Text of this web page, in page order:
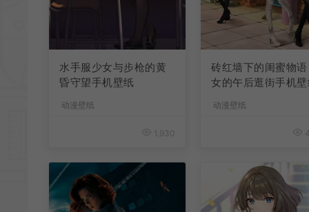
水手服少女与步枪的黄
昏守望手机壁纸
动漫壁纸
1,930
砖红墙下的闺蜜物
女的午后逛街手机
动漫壁纸